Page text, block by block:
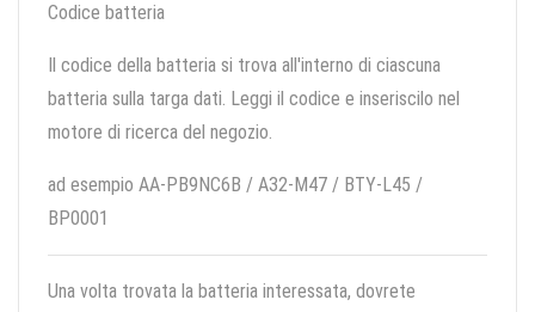
Codice batteria
Il codice della batteria si trova all'interno di ciascuna
batteria sulla targa dati. Leggi il codice e inseriscilo nel
motore di ricerca del negozio.
ad esempio AA-PB9NC6B / A32-M47 / BTY-L45 /
BP0001
Una volta trovata la batteria interessata, dovrete